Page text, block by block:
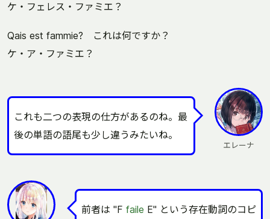
ケ・フェレス・ファミエ？
Qais est fammie? これは何ですか？
ケ・ア・ファミエ？
エレーナ
これも二つの表現の仕方があるのね。最
後の単語の語尾も少し違うみたいね。
前者は "F faile E" という存在動詞のコピ